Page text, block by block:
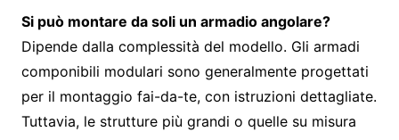
Si può montare da soli un armadio angolare?
Dipende dalla complessità del modello. Gli armadi
componibili modulari sono generalmente progettati
per il montaggio fai-da-te, con istruzioni dettagliate.
Tuttavia, le strutture più grandi o quelle su misura